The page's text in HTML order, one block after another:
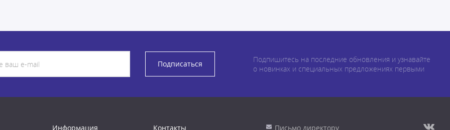
Подписаться
Подпишитесь на последние обновления и узнавайте
о новинках и специальных предложениях первыми
Информация Контакты Письмо директору